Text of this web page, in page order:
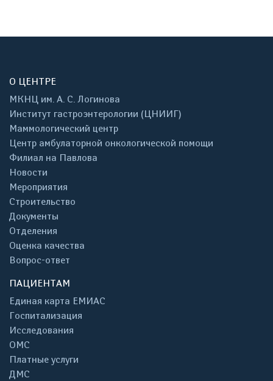
О ЦЕНТРЕ
МКНЦ им. А. С. Логинова
Институт гастроэнтерологии (ЦНИИГ)
Маммологический центр
Центр амбулаторной онкологической помощи
Филиал на Павлова
Новости
Мероприятия
Строительство
Документы
Отделения
Оценка качества
Вопрос-ответ
ПАЦИЕНТАМ
Единая карта ЕМИАС
Госпитализация
Исследования
ОМС
Платные услуги
ДМС